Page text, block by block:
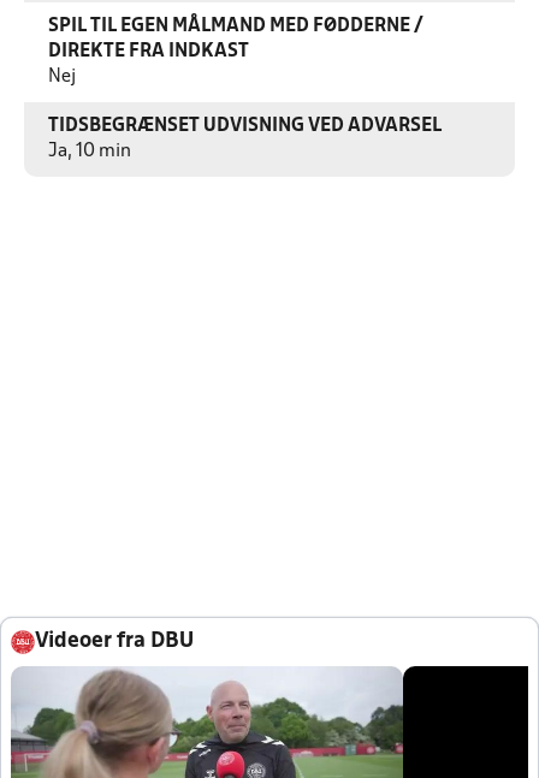
SPIL TIL EGEN MÅLMAND MED FØDDERNE /
DIREKTE FRA INDKAST
Nej
TIDSBEGRÆNSET UDVISNING VED ADVARSEL
Ja, 10 min
Videoer fra DBU